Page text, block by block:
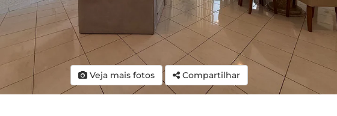
Veja mais fotos Compartilhar